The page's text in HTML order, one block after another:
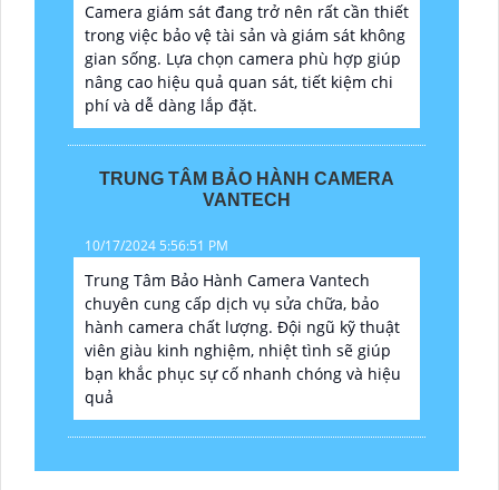
Camera giám sát đang trở nên rất cần thiết
trong việc bảo vệ tài sản và giám sát không
gian sống. Lựa chọn camera phù hợp giúp
nâng cao hiệu quả quan sát, tiết kiệm chi
phí và dễ dàng lắp đặt.
TRUNG TÂM BẢO HÀNH CAMERA
VANTECH
10/17/2024 5:56:51 PM
Trung Tâm Bảo Hành Camera Vantech
chuyên cung cấp dịch vụ sửa chữa, bảo
hành camera chất lượng. Đội ngũ kỹ thuật
viên giàu kinh nghiệm, nhiệt tình sẽ giúp
bạn khắc phục sự cố nhanh chóng và hiệu
quả